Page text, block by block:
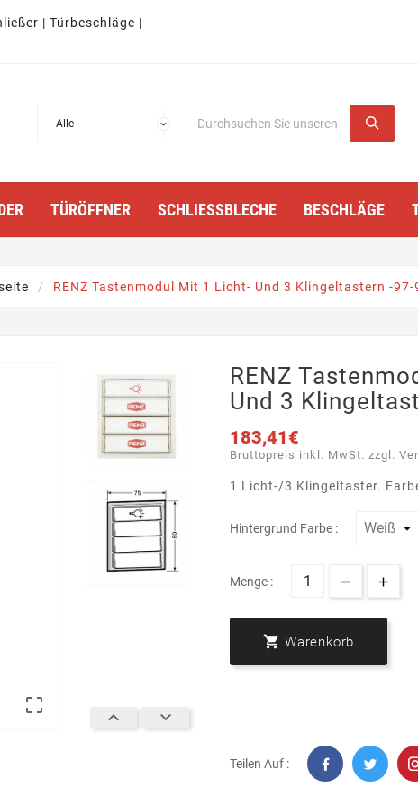
| Türbeschläge |
TÜRÖFFNER SCHLIESSBLECHE BESCHLÄGE
RENZ Tastenmodul Mit 1 Licht- Und 3 Klingeltastern -97-

 
RENZ
Und 3
183,41€
Bruttopreis inkl. MwSt. zzgl.
1 Licht-/3 Klingeltaster.
Hintergrund Farbe :
Menge :
 Warenkorb
Teilen Auf :